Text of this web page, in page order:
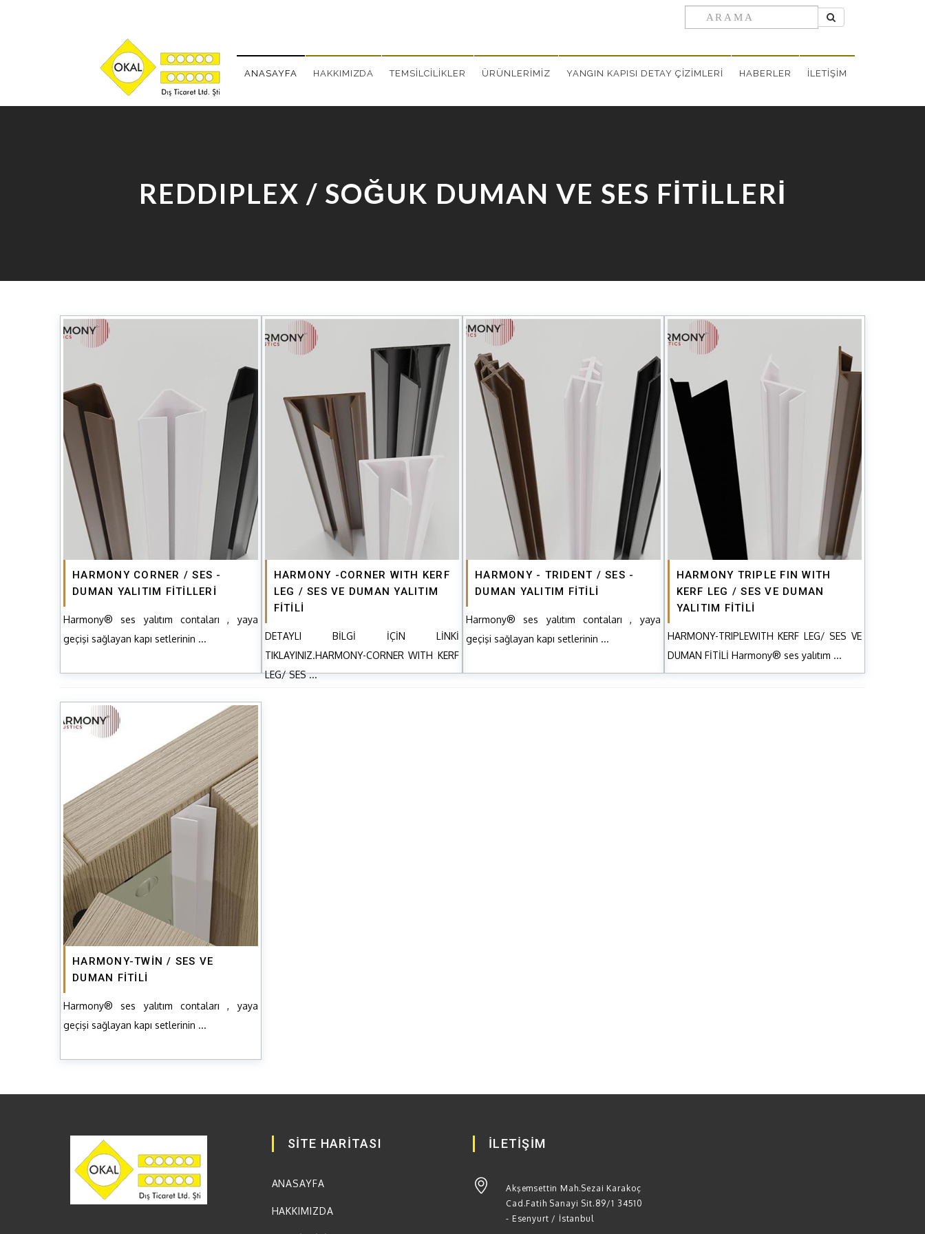
ANASAYFA HAKKIMIZDA TEMSİLCİLİKLER ÜRÜNLERİMİZ YANGIN KAPISI DETAY ÇİZİMLERİ HABERLER İLETİŞİM
REDDIPLEX / SOĞUK DUMAN VE SES FİTİLLERİ
HARMONY CORNER / SES -
DUMAN YALITIM FİTİLLERİ
Harmony® ses yalıtım contaları , yaya
geçişi sağlayan kapı setlerinin ...
HARMONY -CORNER WITH KERF
LEG / SES VE DUMAN YALITIM
FİTİLİ
DETAYLI BİLGİ İÇİN LİNKİ
TIKLAYINIZ.HARMONY-CORNER WITH KERF
LEG/ SES ...
HARMONY - TRIDENT / SES -
DUMAN YALITIM FİTİLİ
Harmony® ses yalıtım contaları , yaya
geçişi sağlayan kapı setlerinin ...
HARMONY TRIPLE FIN WITH
KERF LEG / SES VE DUMAN
YALITIM FİTİLİ
HARMONY-TRIPLEWITH KERF LEG/ SES VE
DUMAN FİTİLİ Harmony® ses yalıtım ...
HARMONY-TWİN / SES VE
DUMAN FİTİLİ
Harmony® ses yalıtım contaları , yaya
geçişi sağlayan kapı setlerinin ...
SİTE HARİTASI
ANASAYFA
HAKKIMIZDA
İLETİŞİM
Akşemsettin Mah.Sezai Karakoç
Cad.Fatih Sanayi Sit.89/1 34510
- Esenyurt / İstanbul